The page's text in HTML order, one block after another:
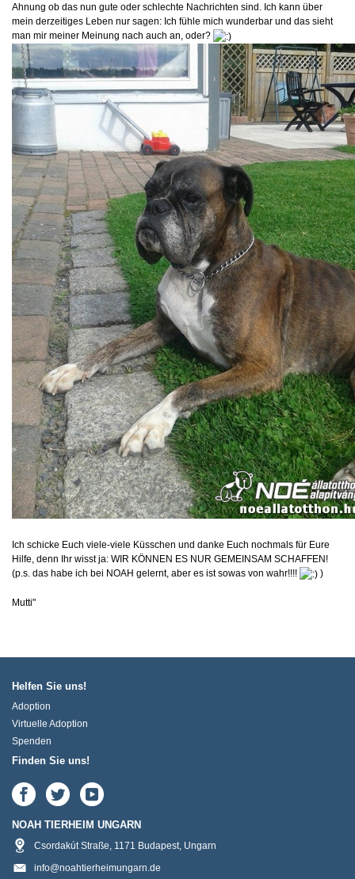
Ahnung ob das nun gute oder schlechte Nachrichten sind. Ich kann über
mein derzeitiges Leben nur sagen: Ich fühle mich wunderbar und das sieht
man mir meiner Meinung nach auch an, oder?
Ich schicke Euch viele-viele Küsschen und danke Euch nochmals für Eure
Hilfe, denn Ihr wisst ja: WIR KÖNNEN ES NUR GEMEINSAM SCHAFFEN!
(p.s. das habe ich bei NOAH gelernt, aber es ist sowas von wahr!!!!
)
Mutti"
Helfen Sie uns!
Adoption
Virtuelle Adoption
Spenden
Finden Sie uns!
NOAH TIERHEIM UNGARN
Csordakút Straße, 1171 Budapest, Ungarn
info@noahtierheimungarn.de